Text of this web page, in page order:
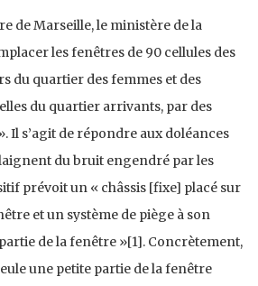
de Marseille, le ministère de la
les fenêtres de 90 cellules des
du quartier des femmes et des
du quartier arrivants, par des
Il s’agit de répondre aux doléances
du bruit engendré par les
prévoit un « châssis [fixe] placé sur
et un système de piège à son
de la fenêtre »[1]. Concrètement,
une petite partie de la fenêtre